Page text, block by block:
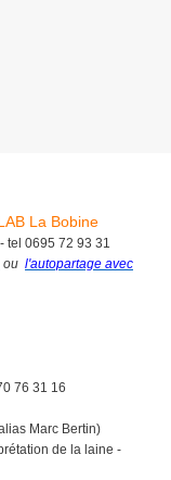
La Bobine
tel 0695 72 93 31
ou l'autopartage avec
76 31 16
Marc Bertin)
de la laine -